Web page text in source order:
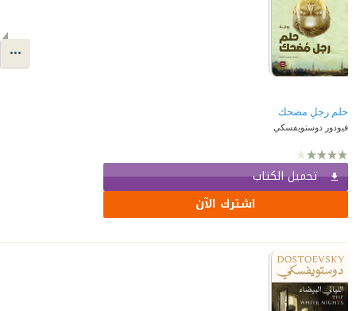
حلم رجلٍ مضحك
فيودور دوستويفسكي
تحميل الكتاب
اشترك الآن